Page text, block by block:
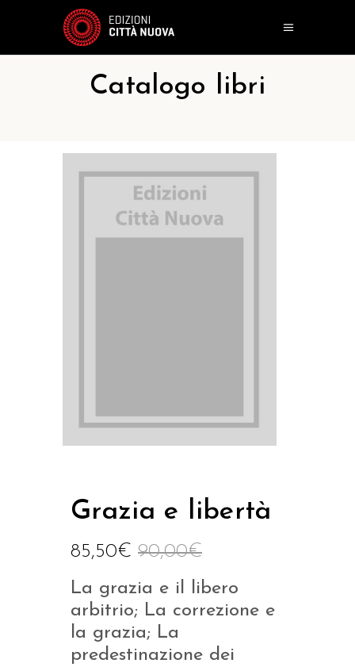
Catalogo libri
Grazia e libertà
90,00€
85,50€
La grazia e il libero
arbitrio; La correzione e
la grazia; La
predestinazione dei